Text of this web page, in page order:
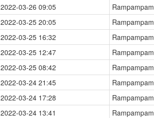
2022-03-26 09:05
Rampampam
2022-03-25 20:05
Rampampam
2022-03-25 16:32
Rampampam
2022-03-25 12:47
Rampampam
2022-03-25 08:42
Rampampam
2022-03-24 21:45
Rampampam
2022-03-24 17:28
Rampampam
2022-03-24 13:41
Rampampam